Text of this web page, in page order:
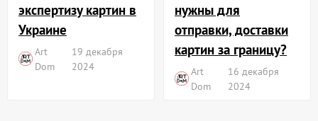
экспертизу картин в
Украине
Art
Dom
19 декабря
2024
нужны для
отправки, доставки
картин за границу?
Art
Dom
16 декабря
2024